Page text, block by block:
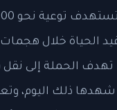
تهدف الحملة
ذلك اليوم،